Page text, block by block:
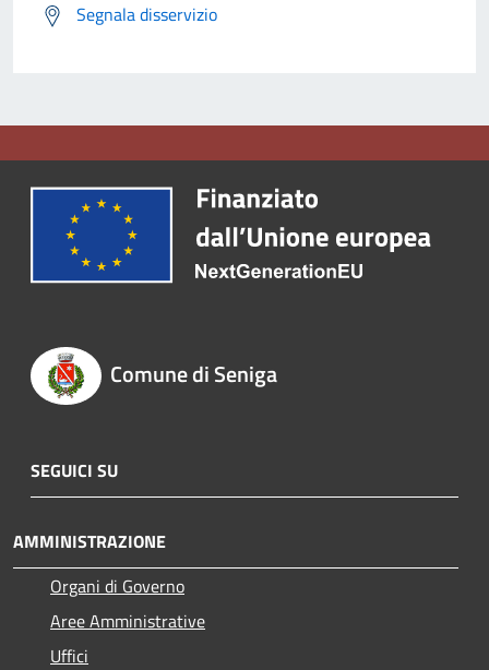
Segnala disservizio
Comune di Seniga
SEGUICI SU
AMMINISTRAZIONE
Organi di Governo
Aree Amministrative
Uffici